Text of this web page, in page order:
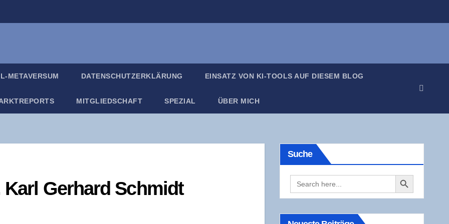
META­VER­SUM DATEN­SCHUTZ­ER­KLÄ­RUNG EIN­SATZ VON KI-TOOLS AUF DIE­SEM BLOG
MIT­GLIED­SCHAFT SPE­ZI­AL ÜBER MICH
Ger­hard Schmidt
Suche
Search
for:
Search Button